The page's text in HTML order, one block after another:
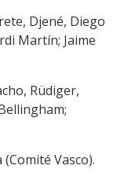
Djené, Diego
Martín; Jaime
Rüdiger,
Vasco).